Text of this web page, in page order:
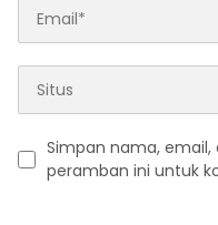
Simpan nama, email,
peramban ini untuk